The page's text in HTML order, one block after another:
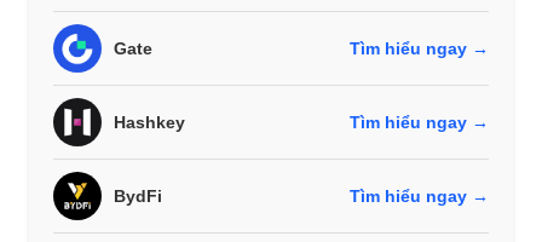
Gate Tìm hiểu ngay →
Hashkey Tìm hiểu ngay →
BydFi Tìm hiểu ngay →